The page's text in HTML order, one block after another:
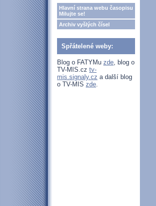
Hlavní strana webu časopisu
Milujte se!
Archiv vyšlých čísel
Spřátelené weby:
Blog o FATYMu zde, blog o
TV-MIS.cz tv-
mis.signaly.cz a další blog
o TV-MIS zde.